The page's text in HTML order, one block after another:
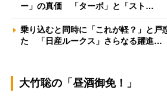
ー」の真価 「ターボ」と「スト…
乗り込むと同時に「これが軽？」と戸
た 「日産ルークス」さらなる躍進…
大竹聡の「昼酒御免！」